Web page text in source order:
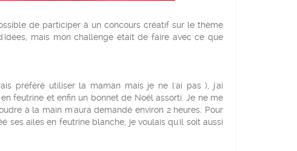
de participer à un concours créatif sur le thème
mais mon challenge était de faire avec ce que
préféré utiliser la maman mais je ne l'ai pas ), j'ai
feutrine et enfin un bonnet de Noël assorti. Je ne me
à la main m'aura demandé environ 2 heures. Pour
ses ailes en feutrine blanche, je voulais qu'il soit aussi